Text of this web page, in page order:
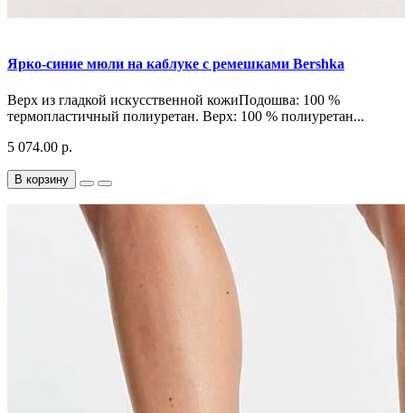
Ярко-синие мюли на каблуке с ремешками Bershka
Верх из гладкой искусственной кожиПодошва: 100 %
термопластичный полиуретан. Верх: 100 % полиуретан...
5 074.00 р.
В корзину